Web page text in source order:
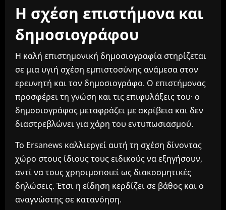
Η σχέση επιστήμονα και
δημοσιογράφου
Η καλή επιστημονική δημοσιογραφία στηρίζεται
σε μια υγιή σχέση εμπιστοσύνης ανάμεσα στον
ερευνητή και τον δημοσιογράφο. Ο επιστήμονας
προσφέρει τη γνώση και τις επιφυλάξεις του· ο
δημοσιογράφος μεταφράζει με ακρίβεια και δεν
διαστρεβλώνει για χάρη του εντυπωσιασμού.
Το Ersanews καλλιεργεί αυτή τη σχέση δίνοντας
χώρο στους ίδιους τους ειδικούς να εξηγήσουν,
αντί να τους χρησιμοποιεί ως διακοσμητικές
δηλώσεις. Έτσι η είδηση κερδίζει σε βάθος και ο
αναγνώστης σε κατανόηση.